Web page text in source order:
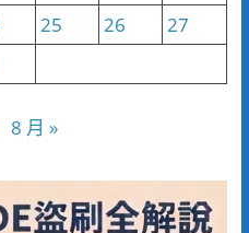
25 26
27
8 月 »